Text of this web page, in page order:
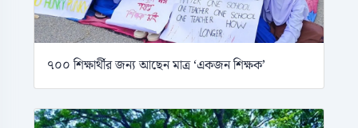
৭০০ শিক্ষার্থীর জন্য আছেন মাত্র ‘একজন শিক্ষক’